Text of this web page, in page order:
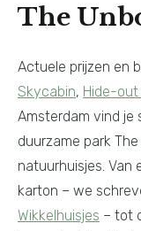
The
Actuele prijzen en
Skycabin, Hide-
Amsterdam vind je
duurzame park
natuurhuisjes. Van
karton – we
Wikkelhuisjes – tot